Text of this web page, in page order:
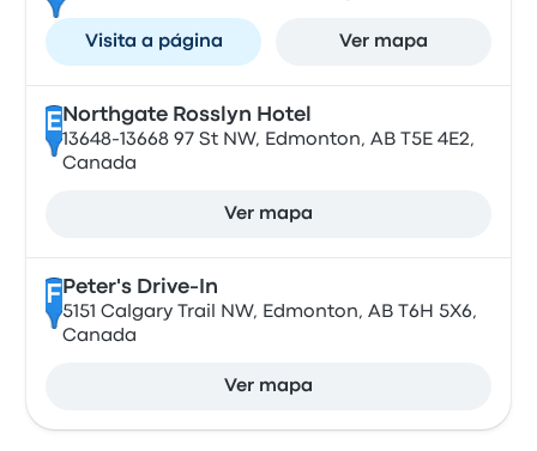
Visita a página Ver mapa
E Northgate Rosslyn Hotel
13648-13668 97 St NW, Edmonton, AB T5E 4E2,
Canada
Ver mapa
F Peter's Drive-In
5151 Calgary Trail NW, Edmonton, AB T6H 5X6,
Canada
Ver mapa